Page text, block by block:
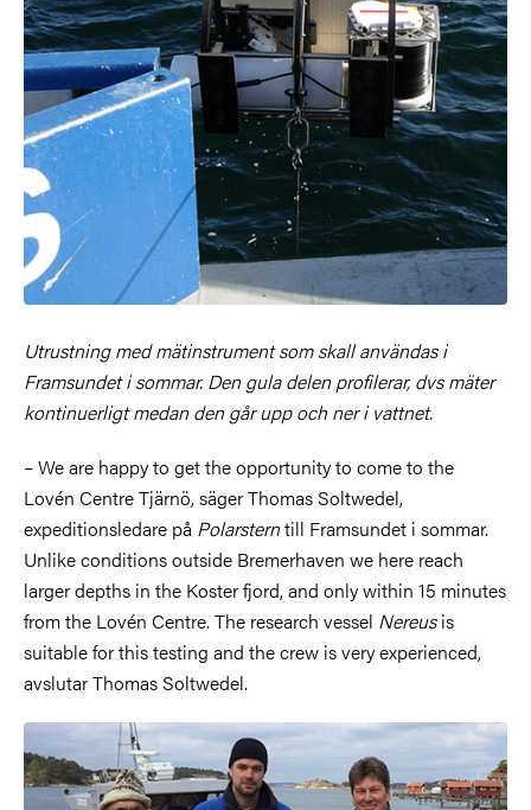
Utrustning med mätinstrument som skall användas i
Framsundet i sommar. Den gula delen profilerar, dvs mäter
kontinuerligt medan den går upp och ner i vattnet.
– We are happy to get the opportunity to come to the
Lovén Centre Tjärnö, säger Thomas Soltwedel,
expeditionsledare på Polarsterntill Framsundet i sommar.
Unlike conditions outside Bremerhaven we here reach
larger depths in the Koster fjord, and only within 15 minutes
from the Lovén Centre. The research vessel Nereusis
suitable for this testing and the crew is very experienced,
avslutar Thomas Soltwedel.